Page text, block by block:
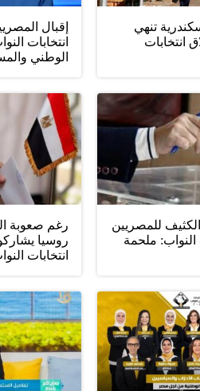
تنهي
انتخابات
إقبال
انتخابات
الوطني
للمصريين
النواب: ملحمة
رغم صعوبة
روسيا
انتخابات